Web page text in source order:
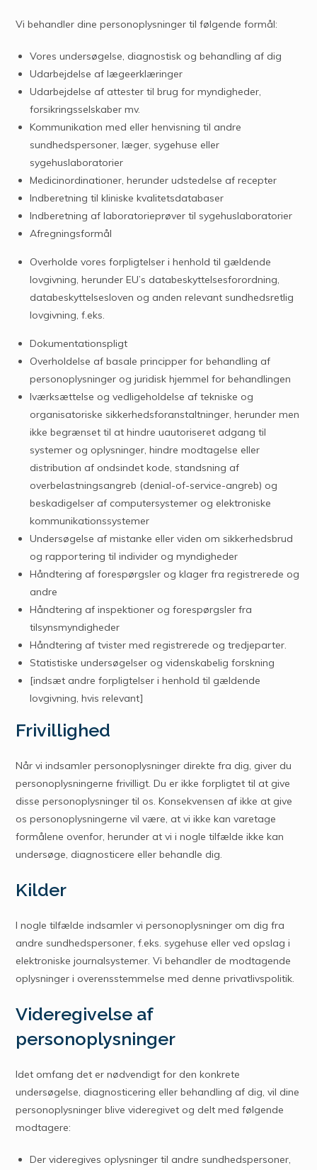
Vi behandler dine personoplysninger til følgende formål:
Vores undersøgelse, diagnostisk og behandling af dig
Udarbejdelse af lægeerklæringer
Udarbejdelse af attester til brug for myndigheder,
forsikringsselskaber mv.
Kommunikation med eller henvisning til andre
sundhedspersoner, læger, sygehuse eller
sygehuslaboratorier
Medicinordinationer, herunder udstedelse af recepter
Indberetning til kliniske kvalitetsdatabaser
Indberetning af laboratorieprøver til sygehuslaboratorier
Afregningsformål
Overholde vores forpligtelser i henhold til gældende
lovgivning, herunder EU’s databeskyttelsesforordning,
databeskyttelsesloven og anden relevant sundhedsretlig
lovgivning, f.eks.
Dokumentationspligt
Overholdelse af basale principper for behandling af
personoplysninger og juridisk hjemmel for behandlingen
Iværksættelse og vedligeholdelse af tekniske og
organisatoriske sikkerhedsforanstaltninger, herunder men
ikke begrænset til at hindre uautoriseret adgang til
systemer og oplysninger, hindre modtagelse eller
distribution af ondsindet kode, standsning af
overbelastningsangreb (denial-of-service-angreb) og
beskadigelser af computersystemer og elektroniske
kommunikationssystemer
Undersøgelse af mistanke eller viden om sikkerhedsbrud
og rapportering til individer og myndigheder
Håndtering af forespørgsler og klager fra registrerede og
andre
Håndtering af inspektioner og forespørgsler fra
tilsynsmyndigheder
Håndtering af tvister med registrerede og tredjeparter.
Statistiske undersøgelser og videnskabelig forskning
[indsæt andre forpligtelser i henhold til gældende
lovgivning, hvis relevant]
Frivillighed
Når vi indsamler personoplysninger direkte fra dig, giver du
personoplysningerne frivilligt. Du er ikke forpligtet til at give
disse personoplysninger til os. Konsekvensen af ikke at give
os personoplysningerne vil være, at vi ikke kan varetage
formålene ovenfor, herunder at vi i nogle tilfælde ikke kan
undersøge, diagnosticere eller behandle dig.
Kilder
I nogle tilfælde indsamler vi personoplysninger om dig fra
andre sundhedspersoner, f.eks. sygehuse eller ved opslag i
elektroniske journalsystemer. Vi behandler de modtagende
oplysninger i overensstemmelse med denne privatlivspolitik.
Videregivelse af
personoplysninger
Idet omfang det er nødvendigt for den konkrete
undersøgelse, diagnosticering eller behandling af dig, vil dine
personoplysninger blive videregivet og delt med følgende
modtagere:
Der videregives oplysninger til andre sundhedspersoner,